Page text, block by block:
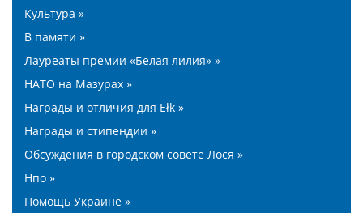
Культура »
В памяти »
Лауреаты премии «Белая лилия» »
НАТО на Мазурах »
Награды и отличия для Ełk »
Награды и стипендии »
Обсуждения в городском совете Лося »
Нпо »
Помощь Украине »